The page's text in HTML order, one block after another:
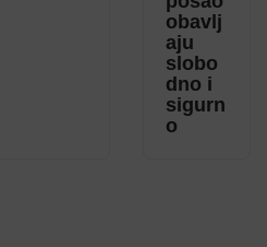
obavlj
aju
slobo
dno i
sigurn
o